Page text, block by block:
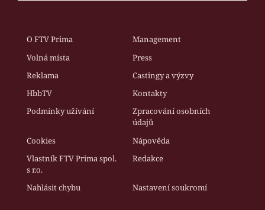
O FTV Prima
Management
Volná místa
Press
Reklama
Castingy a výzvy
HbbTV
Kontakty
Podmínky užívání
Zpracování osobních
údajů
Cookies
Nápověda
Vlastník FTV Prima spol.
s r.o.
Redakce
Nahlásit chybu Nastavení soukromí